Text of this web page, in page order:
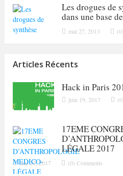
Les drogues de
dans une base
mai 27, 2013
Articles Récents
Hack in Paris
juin 19, 2017
17EME
LÉGALE 2017
mai 29, 2017 (0) Comments